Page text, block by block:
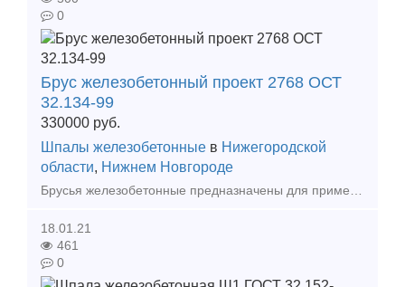
0
Брус железобетонный проект 2768 ОСТ
32.134-99
330000 руб.
Шпалы железобетонные в Нижегородской
области, Нижнем Новгороде
Брусья железобетонные предназначены для применения на главных, приемо-отправочных, сортировочных и прочих путях железных дорог, а также на подъездных путях промышленного транспорта с шириной р
18.01.21
461
0